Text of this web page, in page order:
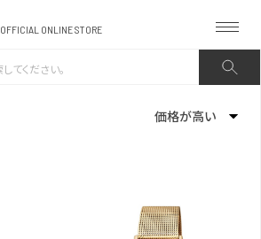
OFFICIAL ONLINE STORE
価格が高い
価格が安い